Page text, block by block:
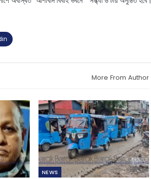
More From Author
NEWS